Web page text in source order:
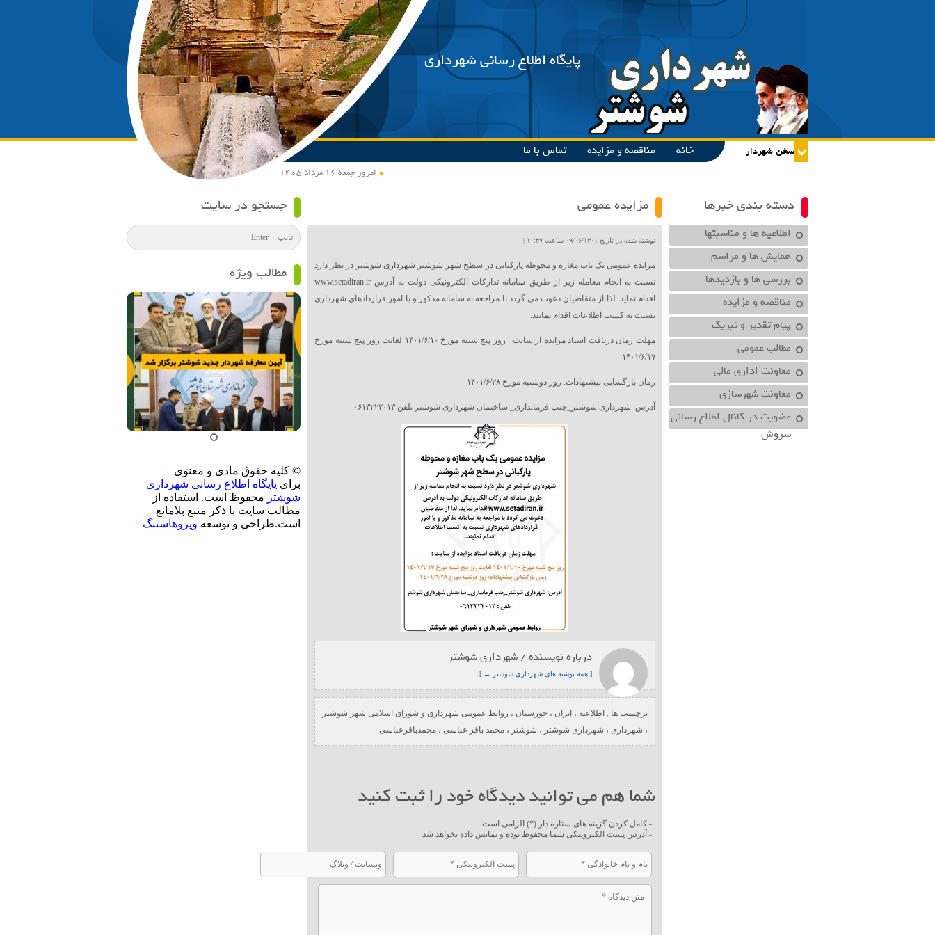
پایگاه اطلاع رسانی شهرداری
امروز جمعه ۱۶ مرداد ۱۴۰۵
خانه مناقصه و مزایده تماس با ما
دسته بندی خبرها
اطلاعیه ها و مناسبتها
همایش ها و مراسم
بررسی ها و بازدیدها
مناقصه و مزایده
پیام تقدیر و تبریک
مطالب عمومی
معاونت اداري مالي
معاونت شهرسازي
عضویت در کانال اطلاع رسانی
سروش
مزایده عمومی
نوشته شده در تاریخ ۰۹/۰۶/۱۴۰۱ ساعت ۱۰:۴۷ |
مزایده عمومی یک باب مغازه و محوطه پارکبانی در سطح شهر شوشتر شهرداری شوشتر در نظر دارد
نسبت به انجام معامله زیر از طریق سامانه تدارکات الکترونیکی دولت به آدرس www.setadiran.ir
اقدام نماید. لذا از متقاضیان دعوت می گردد با مراجعه به سامانه مذکور و یا امور قراردادهای شهرداری
نسبت به کسب اطلاعات اقدام نمایند.
مهلت زمان دریافت اسناد مزایده از سایت : روز پنج شنبه مورخ ۱۴۰۱/۶/۱۰ لغایت روز پنج شنبه مورخ
۱۴۰۱/۶/۱۷
زمان بازگشایی پیشنهادات: روز دوشنبه مورخ ۱۴۰۱/۶/۲۸
آدرس: شهرداری شوشتر_جنب فرمانداری_ ساختمان شهرداری شوشتر تلفن ۰۶۱۳۲۲۲۰۱۳
درباره نویسنده / شهرداری شوشتر
[ همه نوشته های شهرداری شوشتر → ]
برچسب ها : اطلاعیه ، ایران ، خوزستان ، روابط عمومی شهرداری و شورای اسلامی شهر شوشتر
، شهرداری ، شهرداری شوشتر ، شوشتر ، محمد باقر عباسی ، محمدباقرعباسی
شما هم می توانید دیدگاه خود را ثبت کنید
- کامل کردن گزینه های ستاره دار (*) الزامی است
- آدرس پست الکترونیکی شما محفوظ بوده و نمایش داده نخواهد شد
جستجو در سایت
مطالب ویژه
© کلیه حقوق مادی و معنوی
برای پایگاه اطلاع رسانی شهرداری
شوشتر محفوظ است. استفاده از
مطالب سایت با ذکر منبع بلامانع
است.طراحی و توسعه ویروهاستنگ